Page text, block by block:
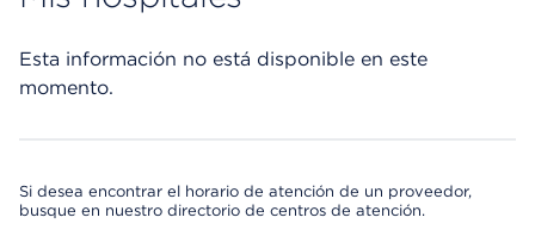
Esta información no está disponible en este
momento.
Si desea encontrar el horario de atención de un proveedor,
busque en nuestro directorio de centros de atención.